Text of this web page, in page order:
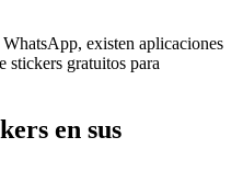
existen aplicaciones
stickers gratuitos para
en sus